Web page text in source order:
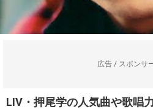
広告 / スポンサ
LIV・押尾学の人気曲や歌唱